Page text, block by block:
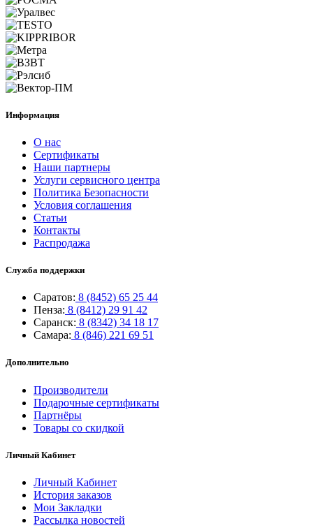
Информация
О нас
Сертификаты
Наши партнеры
Услуги сервисного центра
Политика Безопасности
Условия соглашения
Статьи
Контакты
Распродажа
Служба поддержки
Саратов: 8 (8452) 65 25 44
Пенза: 8 (8412) 29 91 42
Саранск: 8 (8342) 34 18 17
Самара: 8 (846) 221 69 51
Дополнительно
Производители
Подарочные сертификаты
Партнёры
Товары со скидкой
Личный Кабинет
Личный Кабинет
История заказов
Мои Закладки
Рассылка новостей